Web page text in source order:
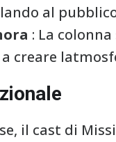
al
: La
creare
il cast di